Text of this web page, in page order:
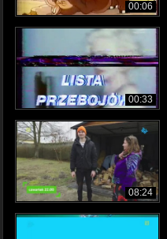
00:06
00:33
08:24